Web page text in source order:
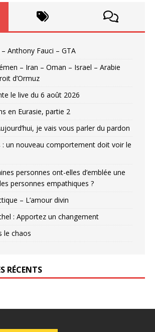
Anthony Fauci – GTA
– Iran – Oman – Israel – Arabie
d’Ormuz
le live du 6 août 2026
en Eurasie, partie 2
je vais vous parler du pardon
: un nouveau comportement doit voir le
personnes ont-elles d’emblée une
personnes empathiques ?
– L’amour divin
: Apportez un changement
le chaos
RÉCENTS